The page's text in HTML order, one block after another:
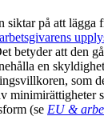
siktar på att lägga
betyder att den
en
som
minimirättigheter
(se EU &